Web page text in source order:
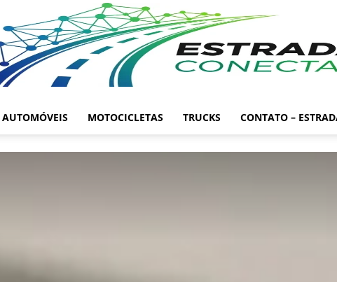
AUTOMÓVEIS MOTOCICLETAS TRUCKS CONTATO –